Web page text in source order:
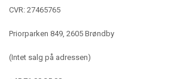
CVR: 27465765
Priorparken 849, 2605 Brøndby
(Intet salg på adressen)